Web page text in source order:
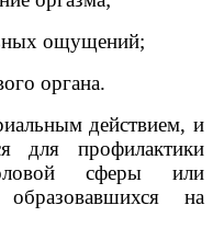
ощущений;
органа.
действием, и
для профилактики
сферы или
на